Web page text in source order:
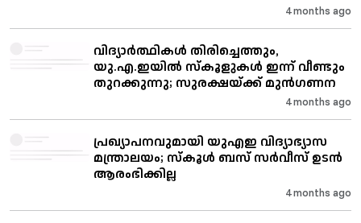
4 months ago
വിദ്യാര്‍ത്ഥികള്‍ തിരിച്ചെത്തും,
യു.എ.ഇയില്‍ സ്‌കൂളുകള്‍ ഇന്ന് വീണ്ടും
തുറക്കുന്നു; സുരക്ഷയ്ക്ക് മുന്‍ഗണന
4 months ago
പ്രഖ്യാപനവുമായി യുഎഇ വിദ്യാഭ്യാസ
മന്ത്രാലയം; സ്‌കൂൾ ബസ് സർവീസ്‌ ഉടൻ
ആരംഭിക്കില്ല
4 months ago